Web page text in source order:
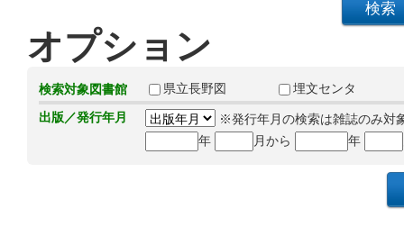
オプション
検索対象図書館 県立長野図
埋文センタ
出版／発行年月
※発行年月の検索は雑誌のみ対
年
月から 年